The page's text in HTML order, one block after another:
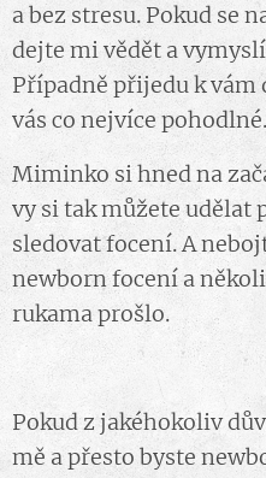
a bez stresu. Pokud se
dejte mi vědět a
Případně přijedu k vám
vás co nejvíce pohodlné.
Miminko si hned na
vy si tak můžete udělat
sledovat focení. A
newborn focení a
rukama prošlo. 🙂
Pokud z jakéhokoliv
mě a přesto byste